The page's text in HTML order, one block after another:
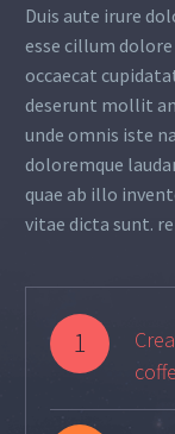
Duis aute irure
esse cillum
occaecat
deserunt mollit
unde omnis iste
doloremque
quae ab illo
vitae dicta sunt.
1